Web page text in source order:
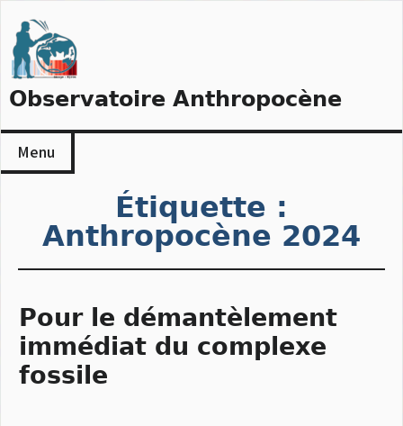
to
content
Observatoire Anthropocène
Menu
Étiquette :
Anthropocène 2024
Pour le démantèlement
immédiat du complexe
fossile